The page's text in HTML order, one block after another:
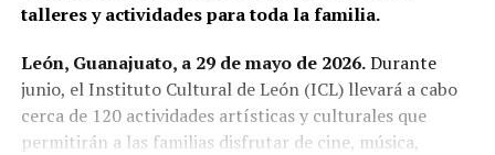
talleres y actividades para toda la familia.
León, Guanajuato, a 29 de mayo de 2026.Durante
junio, el Instituto Cultural de León (ICL) llevará a cabo
cerca de 120 actividades artísticas y culturales que
permitirán a las familias disfrutar de cine, música,